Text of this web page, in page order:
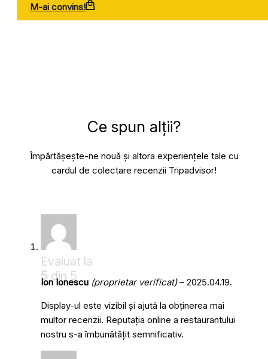
M-ai convins!
Ce spun alții?
Împărtășește-ne nouă și altora experiențele tale cu
cardul de colectare recenzii Tripadvisor!
Evaluat la
5 din 5
Ion Ionescu (proprietar verificat) – 2025.04.19.
Display-ul este vizibil și ajută la obținerea mai
multor recenzii. Reputația online a restaurantului
nostru s-a îmbunătățit semnificativ.